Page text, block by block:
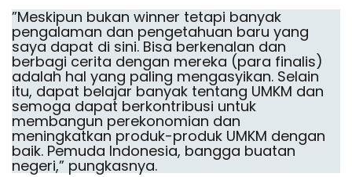
”Meskipun bukan winner tetapi banyak
pengalaman dan pengetahuan baru yang
saya dapat di sini. Bisa berkenalan dan
berbagi cerita dengan mereka (para finalis)
adalah hal yang paling mengasyikan. Selain
itu, dapat belajar banyak tentang UMKM dan
semoga dapat berkontribusi untuk
membangun perekonomian dan
meningkatkan produk-produk UMKM dengan
baik. Pemuda Indonesia, bangga buatan
negeri,” pungkasnya.